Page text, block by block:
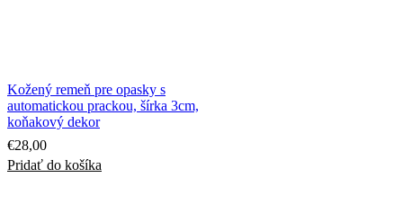
Kožený remeň pre opasky s
automatickou prackou, šírka 3cm,
koňakový dekor
€28,00
Pridať do košíka